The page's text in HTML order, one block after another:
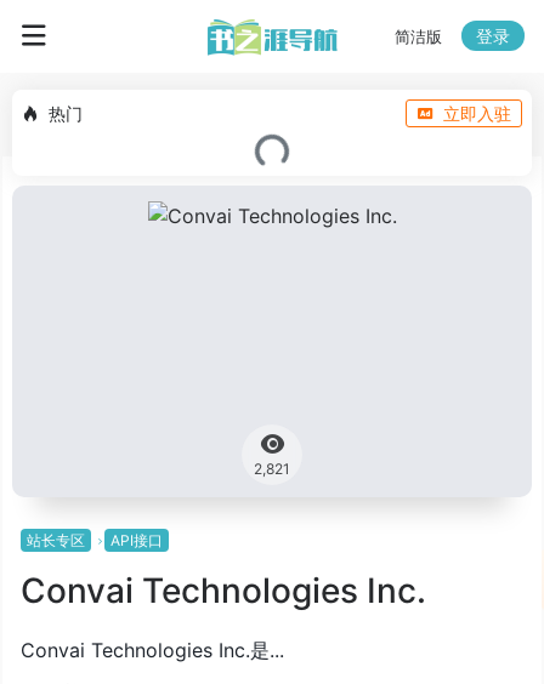
简洁版 登录
热门 立即入驻
2,821
站长专区 API接口
Convai Technologies Inc.
Convai Technologies Inc.是...